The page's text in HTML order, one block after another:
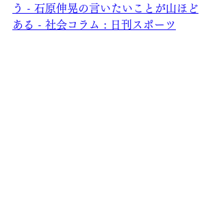
う - 石原伸晃の言いたいことが山ほど
ある - 社会コラム : 日刊スポーツ